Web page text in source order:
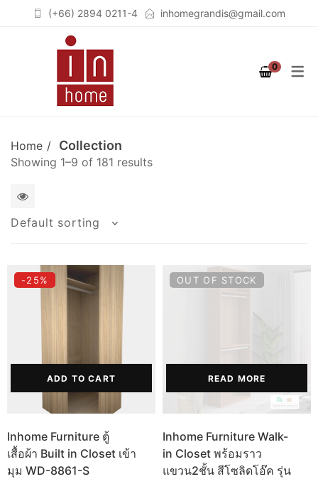
COLLECTION
STUTTGART
BERLIN
SOLID OAK
ROOM
เฟอร์นิเจอร์สำหรับห้องนอน
เฟอร์นิเจอร์สำหรับห้องนั่งเล่น
(LIVING ROOM)
เฟอร์นิเจอร์สำหรับห้องทำงาน
(HOME OFFICE)
PRODUCT
เตียงนอน (BEDS)
IN CLOSET)
(COMPUTER STAND)
ตู้เสื้อผ้า (WARDROBES)
ตู้เก็บของอเนกประสงค์
ตู้ลิ้นชัก (DRAWER CHESTS)
โต๊ะเครื่องแป้ง (DRESSING
TABLES)
ชั้นวางของ (SHELVES)
(+66) 2894 0211-4 inhomegrandis@gmail.com
0
Home Collection
Showing 1–9 of 181 results
1
columns
Default sorting
-25%
ADD TO CART
Inhome Furniture ตู้
เสื้อผ้า Built in Closet เข้า
มุม WD-8861-S
OUT OF STOCK
READ MORE
Inhome Furniture Walk-
in Closet พร้อมราว
แขวน2ชั้น สีโซลิดโอ๊ค รุ่น